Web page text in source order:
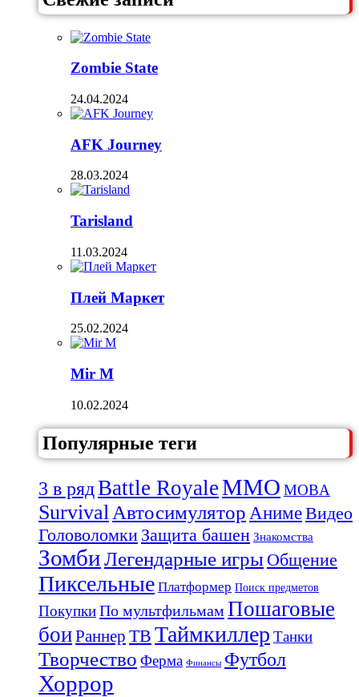
Zombie State
24.04.2024
AFK Journey
28.03.2024
Tarisland
11.03.2024
Плей Маркет
25.02.2024
Mir M
10.02.2024
Популярные теги
3 в рядBattle RoyaleMMO MOBA
Survival Автосимулятор АнимеВидео
Головоломки Защита башен Знакомства
ЗомбиЛегендарные игры Общение
Пиксельные Платформер Поиск предметов
ПокупкиПо мультфильмам Пошаговые
боиРаннер ТВ Таймкиллер Танки
Творчество Ферма Финансы Футбол
Хоррор